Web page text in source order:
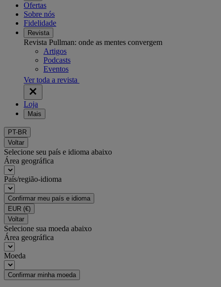
Ofertas
Sobre nós
Fidelidade
Revista
Revista Pullman: onde as mentes convergem
Artigos
Podcasts
Eventos
Ver toda a revista
Loja
Mais
PT-BR
Voltar
Selecione seu país e idioma abaixo
Área geográfica
País/região-idioma
Confirmar meu país e idioma
EUR (€)
Voltar
Selecione sua moeda abaixo
Área geográfica
Moeda
Confirmar minha moeda